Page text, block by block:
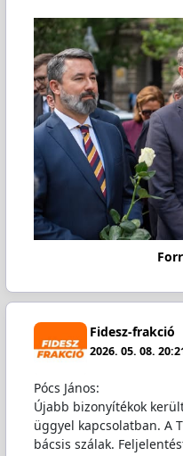
Fidesz-frakció
2026. 05. 08.
Pócs János:
Újabb bizonyítékok
üggyel kapcsolatban. A
bácsis szálak.